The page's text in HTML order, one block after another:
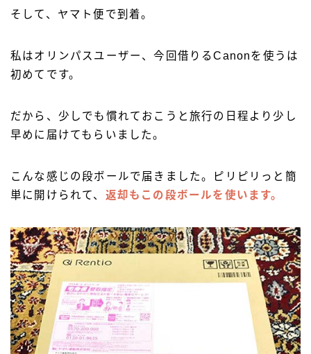
そして、ヤマト便で到着。
私はオリンパスユーザー、今回借りるCanonを使うは
初めてです。
だから、少しでも慣れておこうと旅行の日程より少し
早めに届けてもらいました。
こんな感じの段ボールで届きました。ピリピリっと簡
単に開けられて、 返却もこの段ボールを使います。